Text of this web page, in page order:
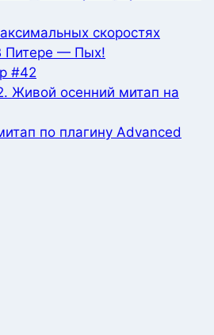
скоростях
Питере — Пых!
#42
Живой осенний митап на
по плагину Advanced